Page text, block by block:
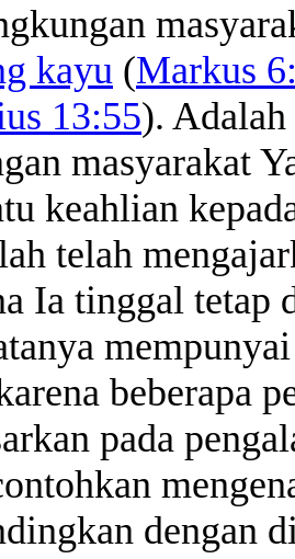
kayu (Markus
13:55). Adalah
masyarakat
keahlian
telah
Ia tinggal tetap
beberapa
pada
dengan